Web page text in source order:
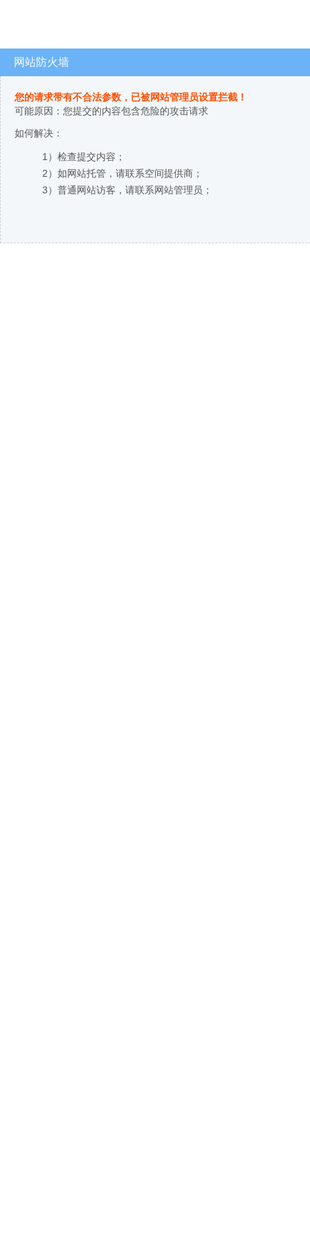
网站防火墙
您的请求带有不合法参数，已被网站管理员设置拦截！
可能原因：您提交的内容包含危险的攻击请求
如何解决：
1）检查提交内容；
2）如网站托管，请联系空间提供商；
3）普通网站访客，请联系网站管理员；